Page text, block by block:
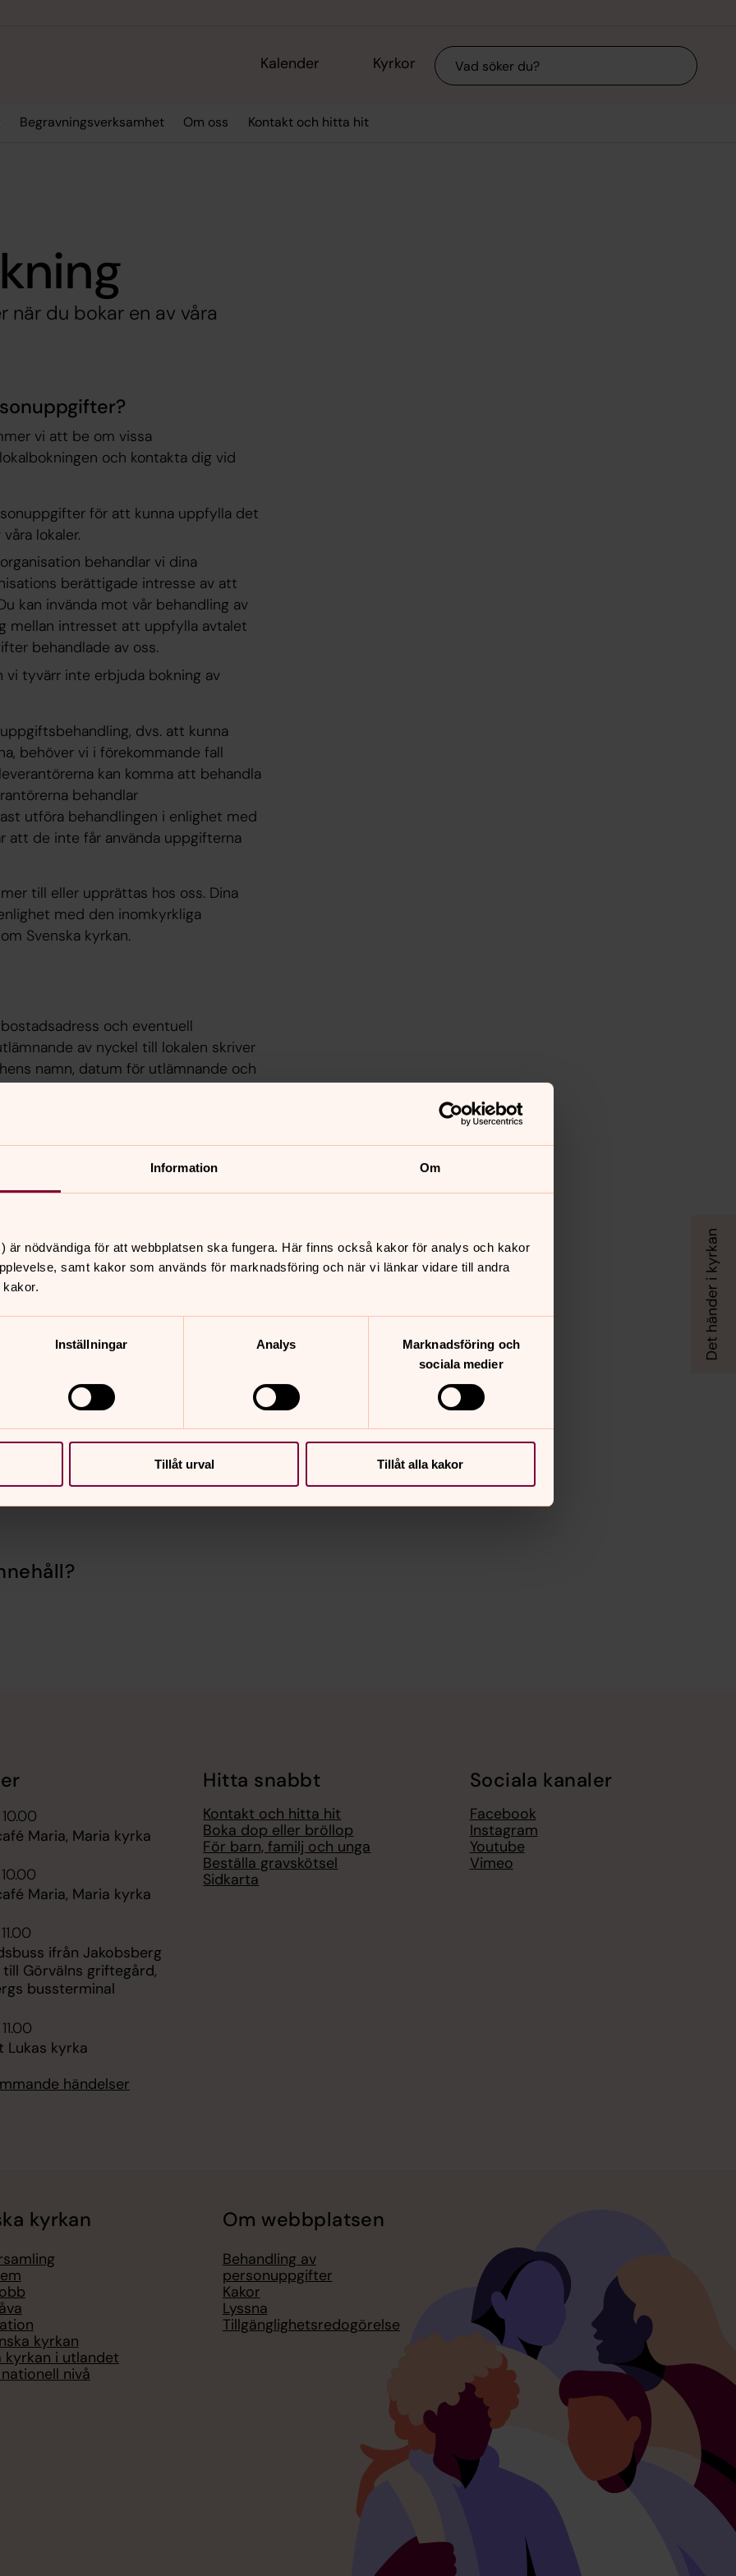
Information Om
är nödvändiga för att webbplatsen ska fungera. Här finns också kakor för analys och kakor
samt kakor som används för marknadsföring och när vi länkar vidare till andra
Inställningar Analys
Marknadsföring och
sociala medier
Tillåt urval Tillåt alla kakor
Kalender Kyrkor Sök
Begravningsverksamhet Om oss Kontakt och hitta hit
du bokar en av våra
vi att be om vissa
och kontakta dig vid
för att kunna uppfylla det
lokaler.
behandlar vi dina
berättigade intresse av att
kan invända mot vår behandling av
mellan intresset att uppfylla avtalet
behandlade av oss.
tyvärr inte erbjuda bokning av
dvs. att kunna
behöver vi i förekommande fall
kan komma att behandla
behandlar
utföra behandlingen i enlighet med
att de inte får använda uppgifterna
till eller upprättas hos oss. Dina
med den inomkyrkliga
Svenska kyrkan.
och eventuell
av nyckel till lokalen skriver
namn, datum för utlämnande och
innebär att vi behöver behandla
vi ska kunna uppfylla avtalet
till åtta år med anledning av
om inte annat nämns
se
du även kontaktuppgifter till oss
Maria, Maria kyrka
Maria, Maria kyrka
ifrån Jakobsberg
till Görvälns griftegård,
bussterminal
Lukas kyrka
händelser
Hitta snabbt
Kontakt och hitta hit
Boka dop eller bröllop
För barn, familj och unga
Beställa gravskötsel
Sidkarta
Sociala kanaler
Facebook
Instagram
Youtube
Vimeo
kyrkan
kyrkan
kyrkan i utlandet
nivå
Om webbplatsen
Behandling av
personuppgifter
Kakor
Lyssna
Tillgänglighetsredogörelse